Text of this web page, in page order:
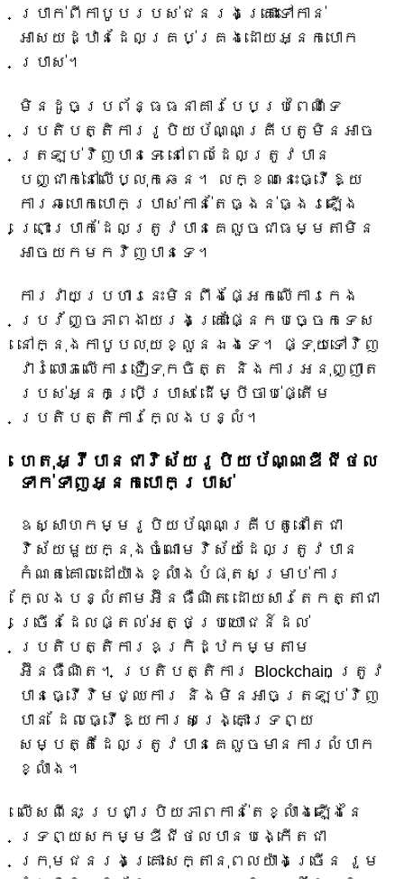
ប្រាក់ពីកាបូបរបស់ជនរងគ្រោះទៅកាន់
អាសយដ្ឋានដែលគ្រប់គ្រងដោយអ្នកបោក
ប្រាស់។
មិនដូចប្រព័ន្ធធនាគារបែបប្រពៃណីទេ
ប្រតិបត្តិការរូបិយប័ណ្ណគ្រីបតូមិនអាច
ត្រឡប់វិញបានទេ នៅពេលដែលត្រូវបាន
បញ្ជាក់នៅលើប្លុកឆេន។ លក្ខណៈនេះធ្វើឱ្យ
ការឆបោកបោកប្រាស់កាន់តែធ្ងន់ធ្ងរឡើង
ព្រោះប្រាក់ដែលត្រូវបានគេលួចជាធម្មតាមិន
អាចយកមកវិញបានទេ។
ការវាយប្រហារនេះមិនពឹងផ្អែកលើការកេង
ប្រវ័ញ្ចភាពងាយរងគ្រោះផ្នែកបច្ចេកទេស
នៅក្នុងកាបូបលុយខ្លួនឯងទេ។ ផ្ទុយទៅវិញ
វារំលោភលើការជឿទុកចិត្ត និងការអនុញ្ញាត
របស់អ្នកប្រើប្រាស់ ដើម្បីចាប់ផ្តើម
ប្រតិបត្តិការក្លែងបន្លំ។
ហេតុអ្វីបានជាវិស័យរូបិយប័ណ្ណឌីជីថល
ទាក់ទាញអ្នកបោកប្រាស់
ឧស្សាហកម្មរូបិយប័ណ្ណគ្រីបតូនៅតែជា
វិស័យមួយក្នុងចំណោមវិស័យដែលត្រូវបាន
កំណត់គោលដៅយ៉ាងខ្លាំងបំផុតសម្រាប់ការ
ក្លែងបន្លំតាមអ៊ីនធឺណិត ដោយសារតែកត្តាជា
ច្រើនដែលផ្តល់អត្ថប្រយោជន៍ដល់
ប្រតិបត្តិការឧក្រិដ្ឋកម្មតាម
អ៊ីនធឺណិត។ ប្រតិបត្តិការ Blockchain ត្រូវ
បានធ្វើវិមជ្ឈការ និងមិនអាចត្រឡប់វិញ
បាន ដែលធ្វើឱ្យការសង្គ្រោះទ្រព្យ
សម្បត្តិដែលត្រូវបានគេលួចមានការលំបាក
ខ្លាំង។
លើសពីនេះ ប្រជាប្រិយភាពកាន់តែខ្លាំងឡើងនៃ
ទ្រព្យសកម្មឌីជីថលបានបង្កើតជា
ក្រុមជនរងគ្រោះសក្តានុពលយ៉ាងច្រើន រួម